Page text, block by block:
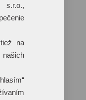
s.r.o.,
na